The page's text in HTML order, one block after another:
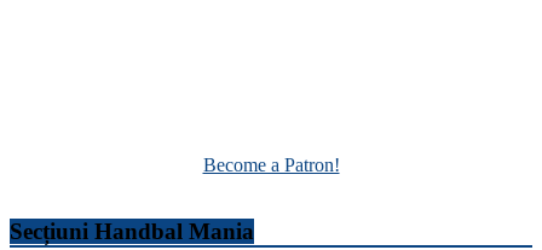
Become a Patron!
Secțiuni Handbal Mania